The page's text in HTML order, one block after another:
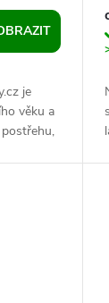
je
věku a